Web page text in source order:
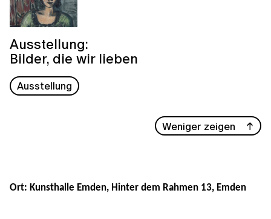
Ausstellung:
Bilder, die wir lieben
Ausstellung
Weniger zeigen
Ort: Kunsthalle Emden, Hinter dem Rahmen 13, Emden